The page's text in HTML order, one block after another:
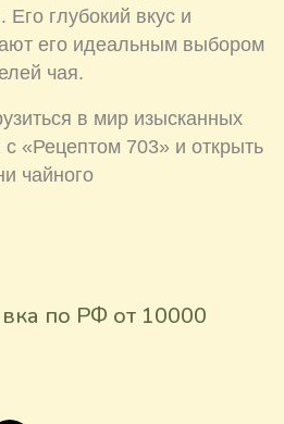
Его глубокий вкус и
его идеальным выбором
чая.
в мир изысканных
«Рецептом 703» и открыть
чайного
по РФ от 10000